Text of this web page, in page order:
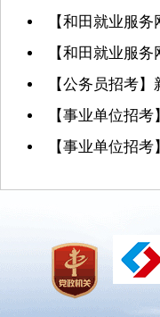
【和田就业服
【和田就业服
【公务员招考
【事业单位招
【事业单位招